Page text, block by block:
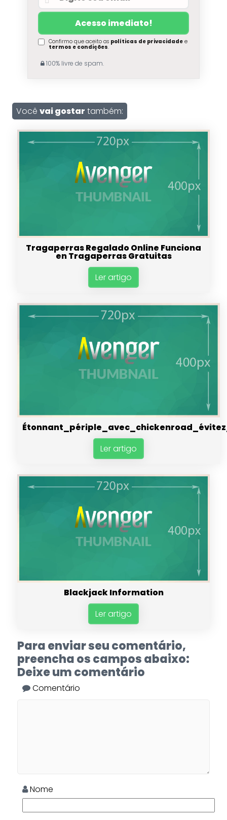
Confirmo que aceito as políticas de privacidadee
termos e condições.
100% livre de spam.
Você vai gostar também:
Tragaperras Regalado Online Funciona
en Tragaperras Gratuitas
Ler artigo
Ler artigo
Blackjack Information
Ler artigo
Para enviar seu comentário,
preencha os campos abaixo:
Deixe um comentário
Comentário
Nome